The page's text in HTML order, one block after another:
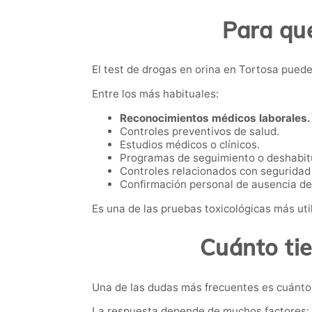
Para
El test de drogas en orina en Tortosa
Entre los más habituales:
Reconocimientos médicos laborales.
Controles preventivos de salud.
Estudios médicos o clínicos.
Programas de seguimiento o
Controles relacionados con
Confirmación personal de ausencia
Es una de las pruebas toxicológicas más
Cuánto
Una de las dudas más frecuentes es